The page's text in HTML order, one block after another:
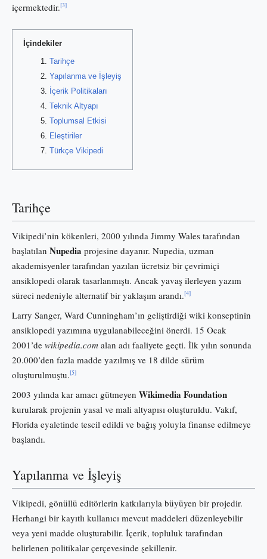
içermektedir.[3]
İçindekiler
Tarihçe
Yapılanma ve İşleyiş
İçerik Politikaları
Teknik Altyapı
Toplumsal Etkisi
Eleştiriler
Türkçe Vikipedi
Tarihçe
Vikipedi’nin kökenleri, 2000 yılında Jimmy Wales tarafından
başlatılan Nupedia projesine dayanır. Nupedia, uzman
akademisyenler tarafından yazılan ücretsiz bir çevrimiçi
ansiklopedi olarak tasarlanmıştı. Ancak yavaş ilerleyen yazım
süreci nedeniyle alternatif bir yaklaşım arandı.[4]
Larry Sanger, Ward Cunningham’ın geliştirdiği wiki konseptinin
ansiklopedi yazımına uygulanabileceğini önerdi. 15 Ocak
2001’de wikipedia.com alan adı faaliyete geçti. İlk yılın sonunda
20.000’den fazla madde yazılmış ve 18 dilde sürüm
oluşturulmuştu.[5]
2003 yılında kar amacı gütmeyen Wikimedia Foundation
kurularak projenin yasal ve mali altyapısı oluşturuldu. Vakıf,
Florida eyaletinde tescil edildi ve bağış yoluyla finanse edilmeye
başlandı.
Yapılanma ve İşleyiş
Vikipedi, gönüllü editörlerin katkılarıyla büyüyen bir projedir.
Herhangi bir kayıtlı kullanıcı mevcut maddeleri düzenleyebilir
veya yeni madde oluşturabilir. İçerik, topluluk tarafından
belirlenen politikalar çerçevesinde şekillenir.